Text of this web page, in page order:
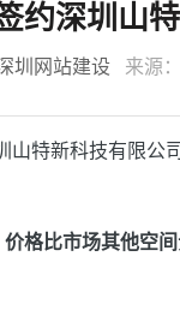
约深圳山
圳网站建设 来源
山特新科技有限公
格比市场其他空